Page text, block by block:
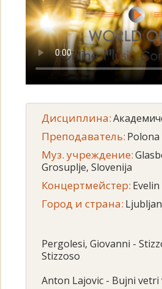
Дисциплина:
Преподаватель:
Муз. учреждение:
Grosuplje, Slovenija
Концертмейстер:
Город и страна:
Pergolesi, Giovanni -
Stizzoso
Anton Lajovic - Bujni vetri